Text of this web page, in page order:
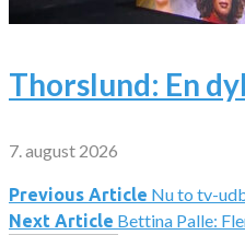
Thorslund: En
7. august 2026
Previous Article Nu to tv-
Next Article Bettina Palle: